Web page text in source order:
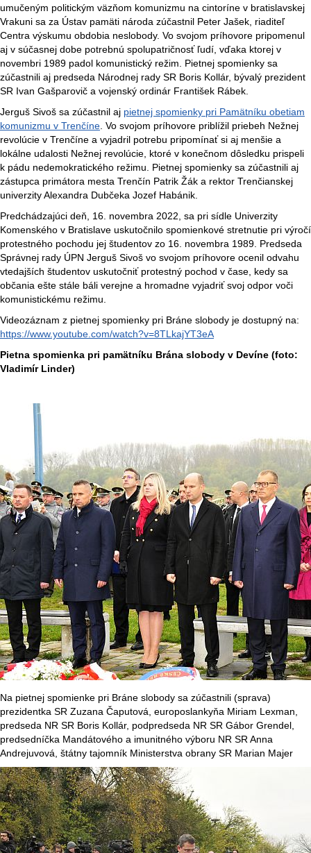
umučeným politickým väzňom komunizmu na cintoríne v bratislavskej
Vrakuni sa za Ústav pamäti národa zúčastnil Peter Jašek, riaditeľ
Centra výskumu obdobia neslobody. Vo svojom príhovore pripomenul
aj v súčasnej dobe potrebnú spolupatričnosť ľudí, vďaka ktorej v
novembri 1989 padol komunistický režim. Pietnej spomienky sa
zúčastnili aj predseda Národnej rady SR Boris Kollár, bývalý prezident
SR Ivan Gašparovič a vojenský ordinár František Rábek.
Jerguš Sivoš sa zúčastnil aj pietnej spomienky pri Pamätníku obetiam
komunizmu v Trenčíne . Vo svojom príhovore priblížil priebeh Nežnej
revolúcie v Trenčíne a vyjadril potrebu pripomínať si aj menšie a
lokálne udalosti Nežnej revolúcie, ktoré v konečnom dôsledku prispeli
k pádu nedemokratického režimu. Pietnej spomienky sa zúčastnili aj
zástupca primátora mesta Trenčín Patrik Žák a rektor Trenčianskej
univerzity Alexandra Dubčeka Jozef Habánik.
Predchádzajúci deň, 16. novembra 2022, sa pri sídle Univerzity
Komenského v Bratislave uskutočnilo spomienkové stretnutie pri výročí
protestného pochodu jej študentov zo 16. novembra 1989. Predseda
Správnej rady ÚPN Jerguš Sivoš vo svojom príhovore ocenil odvahu
vtedajších študentov uskutočniť protestný pochod v čase, kedy sa
občania ešte stále báli verejne a hromadne vyjadriť svoj odpor voči
komunistickému režimu.
Videozáznam z pietnej spomienky pri Bráne slobody je dostupný na:
https://www.youtube.com/watch?v=8TLkajYT3eA
Pietna spomienka pri pamätníku Brána slobody v Devíne (foto:
Vladimír Linder)
Na pietnej spomienke pri Bráne slobody sa zúčastnili (sprava)
prezidentka SR Zuzana Čaputová, europoslankyňa Miriam Lexman,
predseda NR SR Boris Kollár, podpredseda NR SR Gábor Grendel,
predsedníčka Mandátového a imunitného výboru NR SR Anna
Andrejuvová, štátny tajomník Ministerstva obrany SR Marian Majer